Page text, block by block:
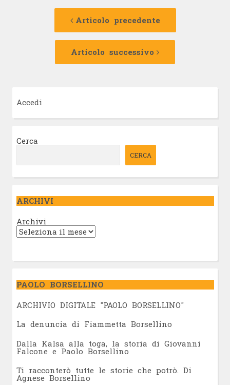
Navigazione
Articolo precedente
Articolo
Articolo successivo
Articolo
Accedi
Cerca
CERCA
ARCHIVI
Archivi
PAOLO BORSELLINO
ARCHIVIO DIGITALE "PAOLO BORSELLINO"
La denuncia di Fiammetta Borsellino
Dalla Kalsa alla toga, la storia di Giovanni
Falcone e Paolo Borsellino
Ti racconterò tutte le storie che potrò. Di
Agnese Borsellino